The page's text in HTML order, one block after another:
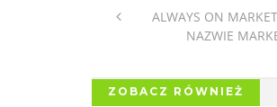
ALWAYS ON
NAZWIE
ZOBACZ RÓWNIEŻ